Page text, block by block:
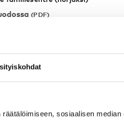
sosiaalisen